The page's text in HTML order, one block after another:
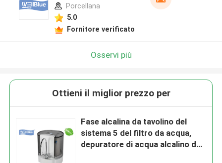
Porcellana
5.0
Fornitore verificato
Osservi più
Ottieni il miglior prezzo per
Fase alcalina da tavolino del
sistema 5 del filtro da acqua,
depuratore di acqua alcalino del